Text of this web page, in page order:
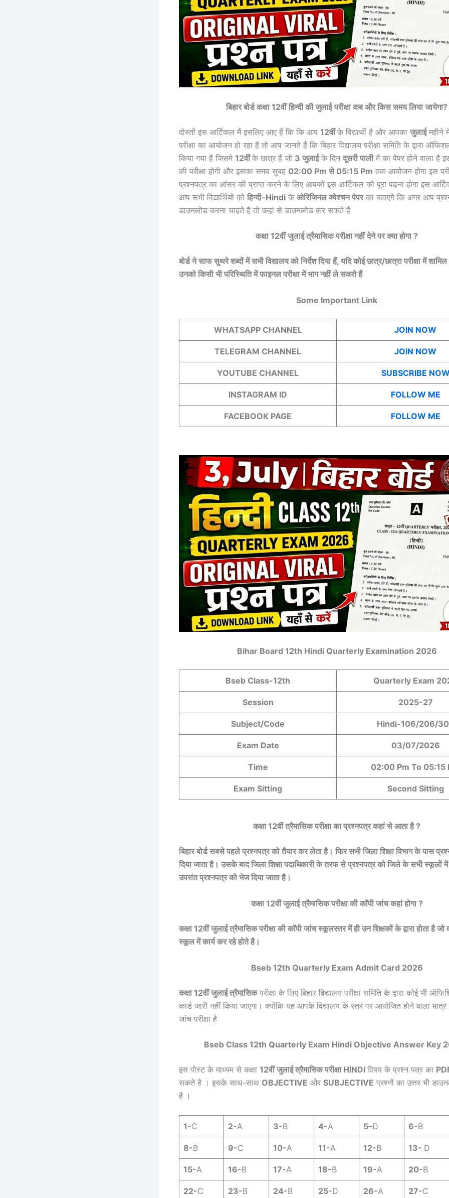
बिहार बोर्ड कक्षा 12वींहिन्दीकी जुलाई परीक्षा कब और किस समय लिया जायेगा?
दोस्तों इस आर्टिकल मैं इसलिए आए हैं कि कि आप 12वींके विद्यार्थी है और आपका जुलाईमहीने
परीक्षा का आयोजन हो रहा है तो आप जानते हैं कि बिहार विद्यालय परीक्षा समिति के द्वारा
किया गया है जिसमे 12वींके छात्र है जो 3 जुलाईके दिन दूसरी पालीमें का पेपर होने वाला है
की परीक्षा होगी और इसका समय सुबह 02:00 Pm से 05:15 Pm तक आयोजन होगा इस
प्रश्नपत्र का आंसर की प्राप्त करने के लिए आपको इस आर्टिकल को पूरा पढ़ना होगा इस
आप सभी विद्यार्थियों को हिन्दी-Hindi के ओरिजिनल क्वेश्चन पेपरका बताएंगे कि अगर आप
डाउनलोड करना चाहते है तो कहां से डाउनलोड कर सकते हैं
कक्षा 12वीं जुलाई त्रैमासिक परीक्षा नहीं देने पर क्या होगा ?
बोर्ड ने साफ सुथरे शब्दों में सभी विद्यालय को निर्देश दिया हैं, यदि कोई छात्र/छात्रा परीक्षा में शामिल
उनको किसी भी परिस्थिति में फाइनल परीक्षा में भाग नहीं ले सकते हैं
Some Important Link
WHATSAPP CHANNEL JOIN NOW
TELEGRAM CHANNEL JOIN NOW
YOUTUBE CHANNEL SUBSCRIBE
INSTAGRAM ID FOLLOW ME
FACEBOOK PAGE FOLLOW ME
Bihar Board 12th Hindi Quarterly Examination 2026
Bseb Class-12th Quarterly Exam
Session 2025-27
Subject/Code Hindi-106/206/
Exam Date 03/07/2026
Time 02:00 Pm To 05:15
Exam Sitting Second Sitting
कक्षा 12वीं त्रैमासिक परीक्षा का प्रश्नपत्र कहां से आता है ?
बिहार बोर्ड सबसे पहले प्रश्नपत्र को तैयार कर लेता है। फिर सभी जिला शिक्षा विभाग के पास
दिया जाता है। उसके बाद जिला शिक्षा पदाधिकारी के तरफ से प्रश्नपत्र को जिले के सभी स्कूलों में
उपरांत प्रश्नपत्र को भेज दिया जाता है।
कक्षा 12वीं जुलाई त्रैमासिक परीक्षा की कॉपी जांच कहां होगा ?
कक्षा 12वीं जुलाई त्रैमासिक परीक्षा की कॉपी जांच स्कूलस्तर में ही उन शिक्षकों के द्वारा होता है जो
स्कूल में कार्य कर रहे होते है।
Bseb 12th Quarterly Exam Admit Card 2026
कक्षा 12वीं जुलाई त्रैमासिकपरीक्षा के लिए बिहार विद्यालय परीक्षा समिति के द्वारा कोई भी
कार्ड जारी नहीं किया जाएगा। क्योंकि यह आपके विद्यालय के स्तर पर आयोजित होने वाला
जांच परीक्षा है
Bseb Class 12th Quarterly Exam Hindi Objective Answer Key
इस पोस्ट के माध्यम से कक्षा 12वीं जुलाई त्रैमासिक परीक्षा HINDI विषय के प्रश्न पत्र का
सकते है । इसके साथ-साथ OBJECTIVE और SUBJECTIVE प्रश्नों का उत्तर भी
है ।
1-C 2-A 3-B 4-A 5–D 6-B
8-B 9-C 10-A 11-A 12-B 13- D
15-A 16-B 17-A 18-B 19-A 20-B
22-C 23-B 24-B 25-D 26-A 27-C